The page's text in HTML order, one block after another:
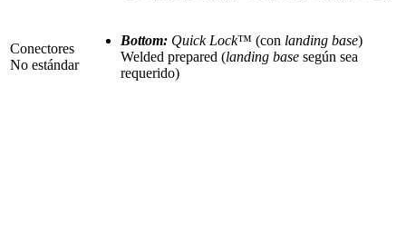
Conectores
No estándar
Bottom: Quick Lock™ (con landing base)
Welded prepared (landing base según sea
requerido)